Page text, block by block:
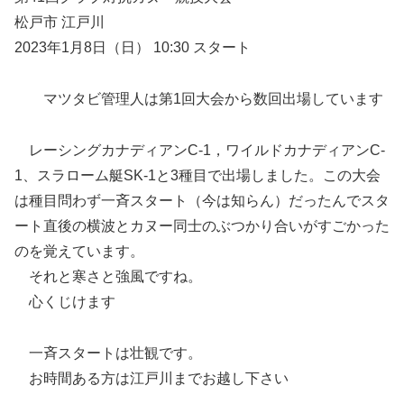
松戸市 江戸川
2023年1月8日（日） 10:30 スタート
マツタビ管理人は第1回大会から数回出場しています
レーシングカナディアンC-1，ワイルドカナディアンC-
1、スラローム艇SK-1と3種目で出場しました。この大会
は種目問わず一斉スタート（今は知らん）だったんでスタ
ート直後の横波とカヌー同士のぶつかり合いがすごかった
のを覚えています。
それと寒さと強風ですね。
心くじけます
一斉スタートは壮観です。
お時間ある方は江戸川までお越し下さい